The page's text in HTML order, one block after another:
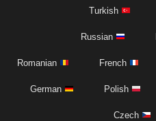
Turkish
Russian
French
Romanian
Polish
German
Czech